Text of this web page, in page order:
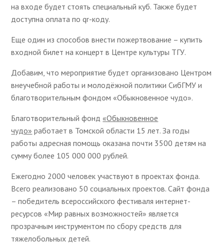
на входе будет стоять специальный куб. Также будет
доступна оплата по qr-коду.
Еще один из способов внести пожертвование – купить
входной билет на концерт в Центре культуры ТГУ.
Добавим, что мероприятие будет организовано Центром
внеучебной работы и молодёжной политики СибГМУ и
благотворительным фондом «Обыкновенное чудо».
Благотворительный фонд «Обыкновенное
чудо» работает в Томской области 15 лет. За годы
работы адресная помощь оказана почти 3500 детям на
сумму более 105 000 000 рублей.
Ежегодно 2000 человек участвуют в проектах фонда.
Всего реализовано 50 социальных проектов. Сайт фонда
– победитель всероссийского фестиваля интернет-
ресурсов «Мир равных возможностей» является
прозрачным инструментом по сбору средств для
тяжелобольных детей.